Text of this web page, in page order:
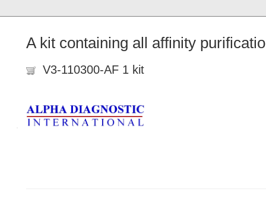
A kit containing all affinity
V3-110300-AF 1 kit